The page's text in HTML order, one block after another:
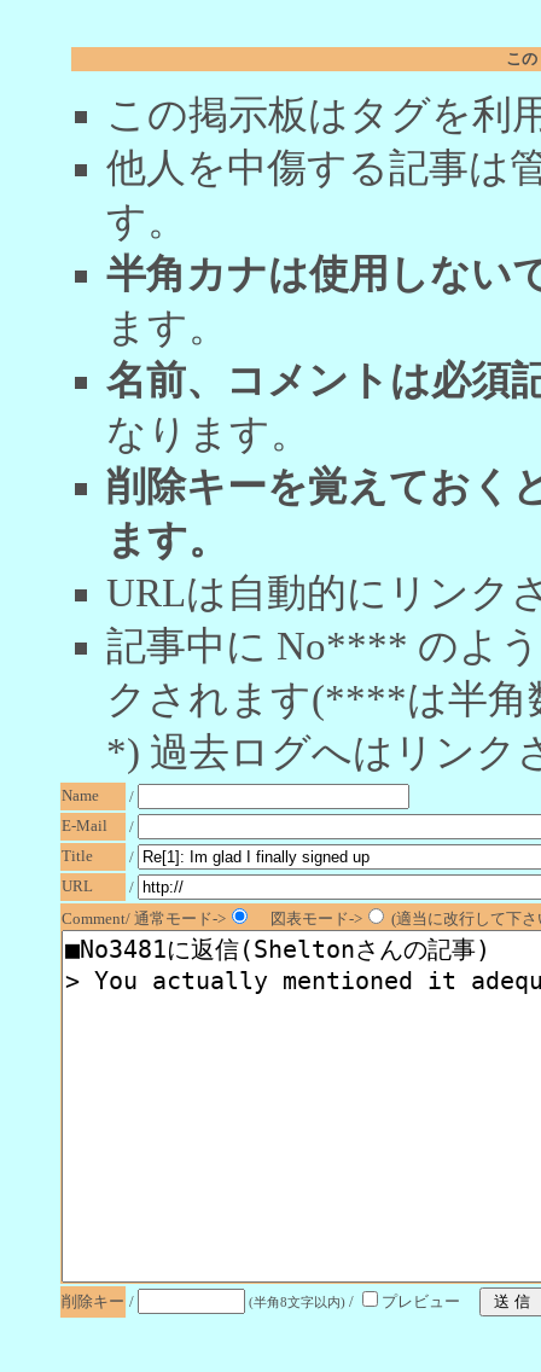
こ
この掲示板はタグを利
他人を中傷する記事は
す。
半角カナは使用しない
ます。
名前、コメントは必須
なります。
削除キーを覚えておく
ます。
URLは自動的にリンク
記事中に No**** のよ
クされます(****は半角
*) 過去ログへはリンク
Name
/
E-Mail
/
Title
/
URL
/
Comment/ 通常モード->
図表モード-> (適当に改行して下
削除キー / (半角8文字以内) / プレビュー